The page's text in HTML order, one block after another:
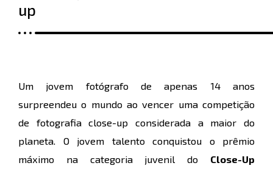
up
Um jovem fotógrafo de apenas 14 anos
surpreendeu o mundo ao vencer uma competição
de fotografia close-up considerada a maior do
planeta. O jovem talento conquistou o prêmio
máximo na categoria juvenil do Close-Up